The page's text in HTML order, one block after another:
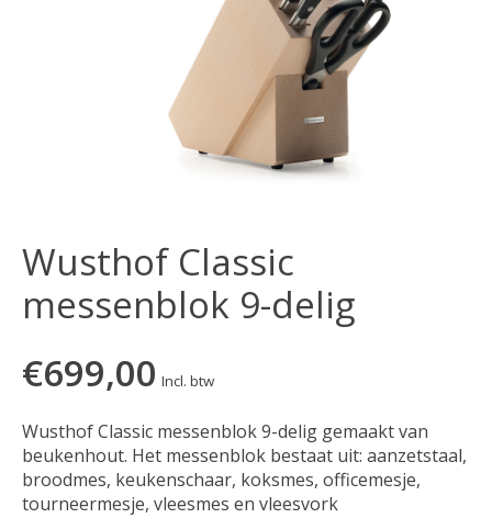
Wusthof Classic
messenblok 9-delig
€699,00 Incl. btw
Wusthof Classic messenblok 9-delig gemaakt van
beukenhout. Het messenblok bestaat uit: aanzetstaal,
broodmes, keukenschaar, koksmes, officemesje,
tourneermesje, vleesmes en vleesvork